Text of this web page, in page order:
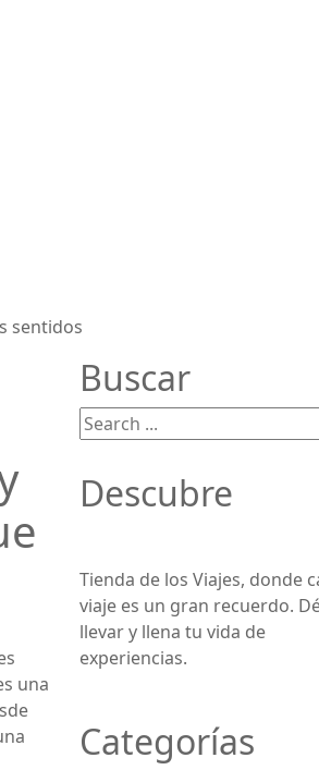
sentidos
una
Buscar
Buscar
Descubre
Tienda de los Viajes, donde
viaje es un gran recuerdo.
llevar y llena tu vida de
experiencias.
Categorías